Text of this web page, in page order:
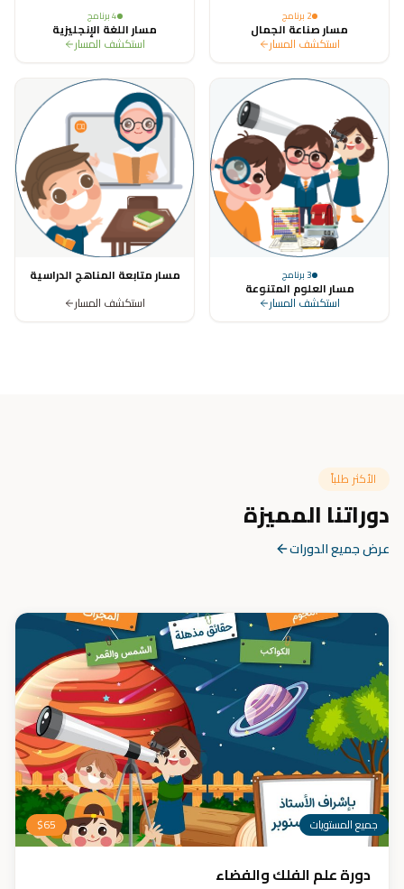
2 برنامج
مسار صناعة الجمال
استكشف المسار
4برنامج
مسار اللغة الإنجليزية
استكشف المسار
3برنامج
مسار العلوم المتنوعة
استكشف المسار
مسار متابعة المناهج الدراسية
استكشف المسار
الأكثر طلباً
دوراتنا المميزة
عرض جميع الدورات
جميع المستويات $65
دورة علم الفلك والفضاء